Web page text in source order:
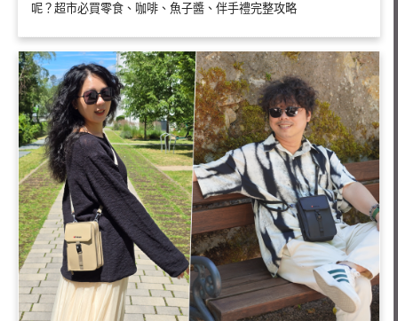
呢？超市必買零食、咖啡、魚子醬、伴手禮完整攻略